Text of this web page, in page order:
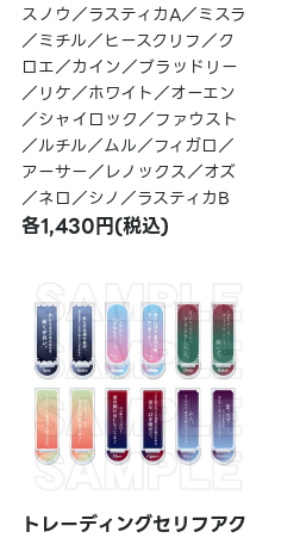
スノウ／ラスティカA／ミスラ
／ミチル／ヒースクリフ／ク
ロエ／カイン／ブラッドリー
／リケ／ホワイト／オーエン
／シャイロック／ファウスト
／ルチル／ムル／フィガロ／
アーサー／レノックス／オズ
／ネロ／シノ／ラスティカB
各1,430円(税込)
トレーディングセリフアク